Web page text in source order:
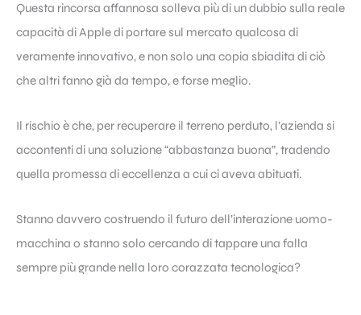
Questa rincorsa affannosa solleva più di un dubbio sulla reale
capacità di Apple di portare sul mercato qualcosa di
veramente innovativo, e non solo una copia sbiadita di ciò
che altri fanno già da tempo, e forse meglio.
Il rischio è che, per recuperare il terreno perduto, l’azienda si
accontenti di una soluzione “abbastanza buona”, tradendo
quella promessa di eccellenza a cui ci aveva abituati.
Stanno davvero costruendo il futuro dell’interazione uomo-
macchina o stanno solo cercando di tappare una falla
sempre più grande nella loro corazzata tecnologica?